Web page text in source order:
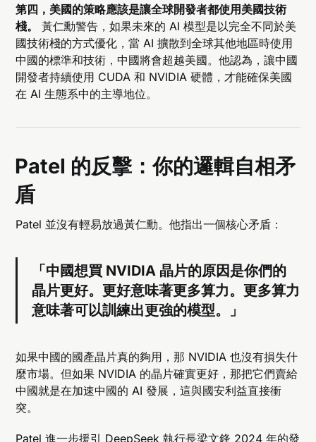
第四，美國的策略應該是讓全球開發者都使用美國技術
棧。
黃仁勳警告，如果未來的 AI 模型是以完全不同於美
國技術棧的方式優化，當 AI 擴散到全球其他地區時使用
中國的標準和技術，中國將會超越美國。他認為，讓中國
開發者持續使用 CUDA 和 NVIDIA 硬體，才能確保美國
在 AI 生態系中的主導地位。
Patel 的反擊：你的邏輯自相矛
盾
Patel 並沒有輕易放過黃仁勳。他指出一個核心矛盾：
「中國想買 NVIDIA 晶片的原因是你們的
晶片更好。更好意味著更多算力。更多算力
意味著可以訓練出更強的模型。」
如果中國的國產晶片真的夠用，那 NVIDIA 也沒有損失什
麼市場。但如果 NVIDIA 的晶片確實更好，那把它們賣給
中國就是在加速中國的 AI 發展，這與國安利益直接衝
突。
Patel 進一步援引 DeepSeek 執行長梁文鋒 2024 年的發